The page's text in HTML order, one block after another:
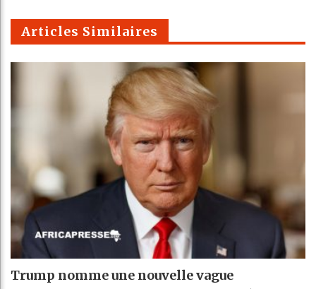
m
Articles Similaires
Trump nomme une nouvelle vague